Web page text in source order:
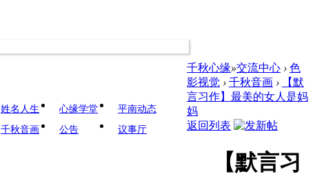
姓名人生 心缘学堂
平南动态
千秋音画
公告 议事厅
千秋心缘»交流中心 › 色
影视觉 › 千秋音画 ›
【默
言习作】最美的女人是妈
妈
返回列表
【默言习